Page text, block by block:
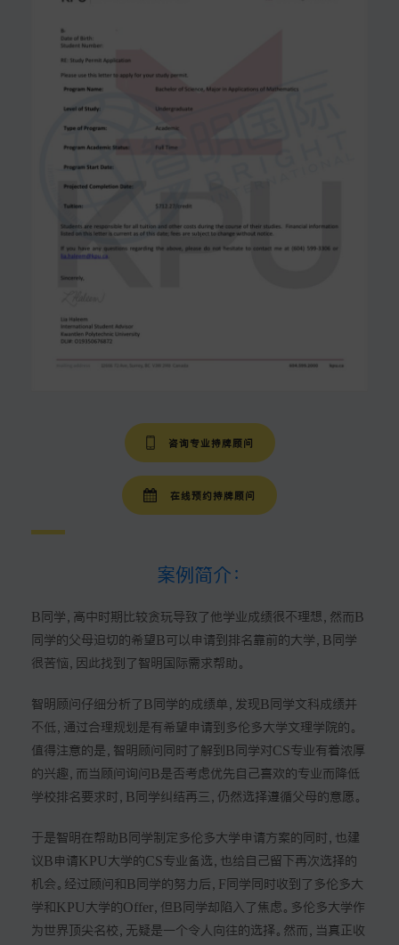
咨询专业持牌顾问
在线预约持牌顾问
案例简介：
B同学，高中时期比较贪玩导致了他学业成绩很不理想，然而B
同学的父母迫切的希望B可以申请到排名靠前的大学，B同学
很苦恼，因此找到了智明国际需求帮助。
智明顾问仔细分析了B同学的成绩单，发现B同学文科成绩并
不低，通过合理规划是有希望申请到多伦多大学文理学院的。
值得注意的是，智明顾问同时了解到B同学对CS专业有着浓厚
的兴趣，而当顾问询问B是否考虑优先自己喜欢的专业而降低
学校排名要求时，B同学纠结再三，仍然选择遵循父母的意愿。
于是智明在帮助B同学制定多伦多大学申请方案的同时，也建
议B申请KPU大学的CS专业备选，也给自己留下再次选择的
机会。经过顾问和B同学的努力后，F同学同时收到了多伦多大
学和KPU大学的Offer，但B同学却陷入了焦虑。多伦多大学作
为世界顶尖名校，无疑是一个令人向往的选择。然而，当真正收